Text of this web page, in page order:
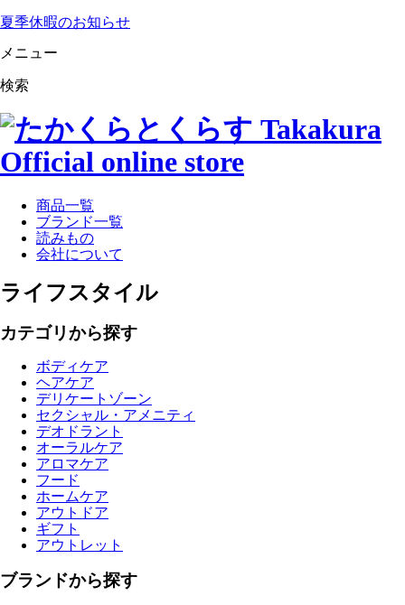
夏季休暇のお知らせ
メニュー
検索
商品一覧
ブランド一覧
読みもの
会社について
ライフスタイル
カテゴリから探す
ボディケア
ヘアケア
デリケートゾーン
セクシャル・アメニティ
デオドラント
オーラルケア
アロマケア
フード
ホームケア
アウトドア
ギフト
アウトレット
ブランドから探す